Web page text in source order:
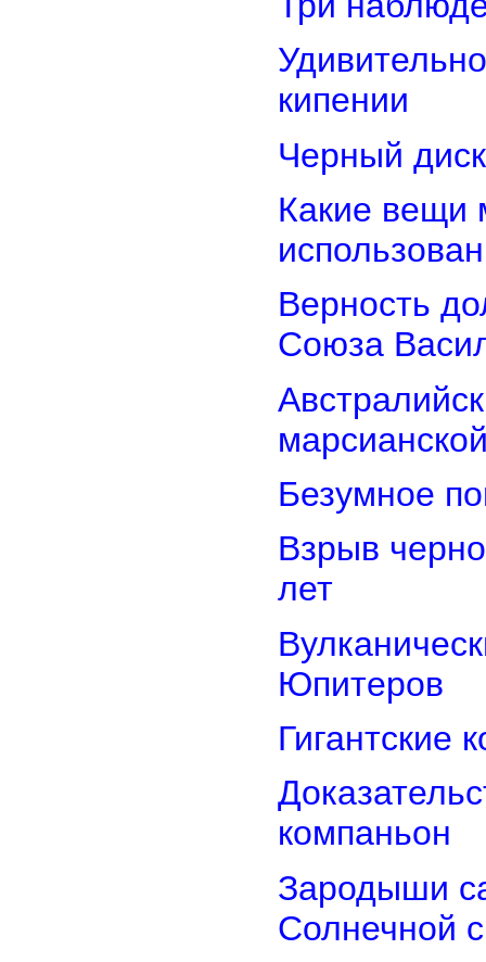
кипении
Черный
Какие вещи
Верность
Союза
Безумное
Взрыв
лет
Юпитеров
Гигантские
компаньон
Зародыши
Солнечной